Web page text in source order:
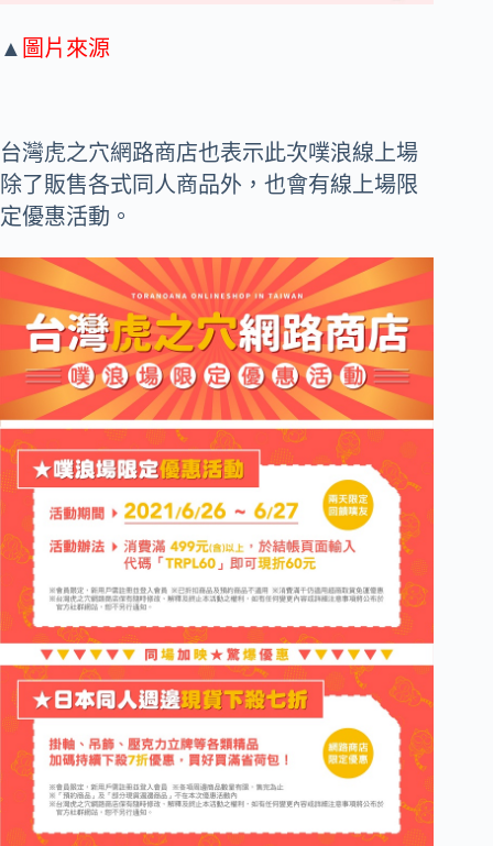
▲ 圖片來源
台灣虎之穴網路商店也表示此次噗浪線上場
除了販售各式同人商品外，也會有線上場限
定優惠活動。